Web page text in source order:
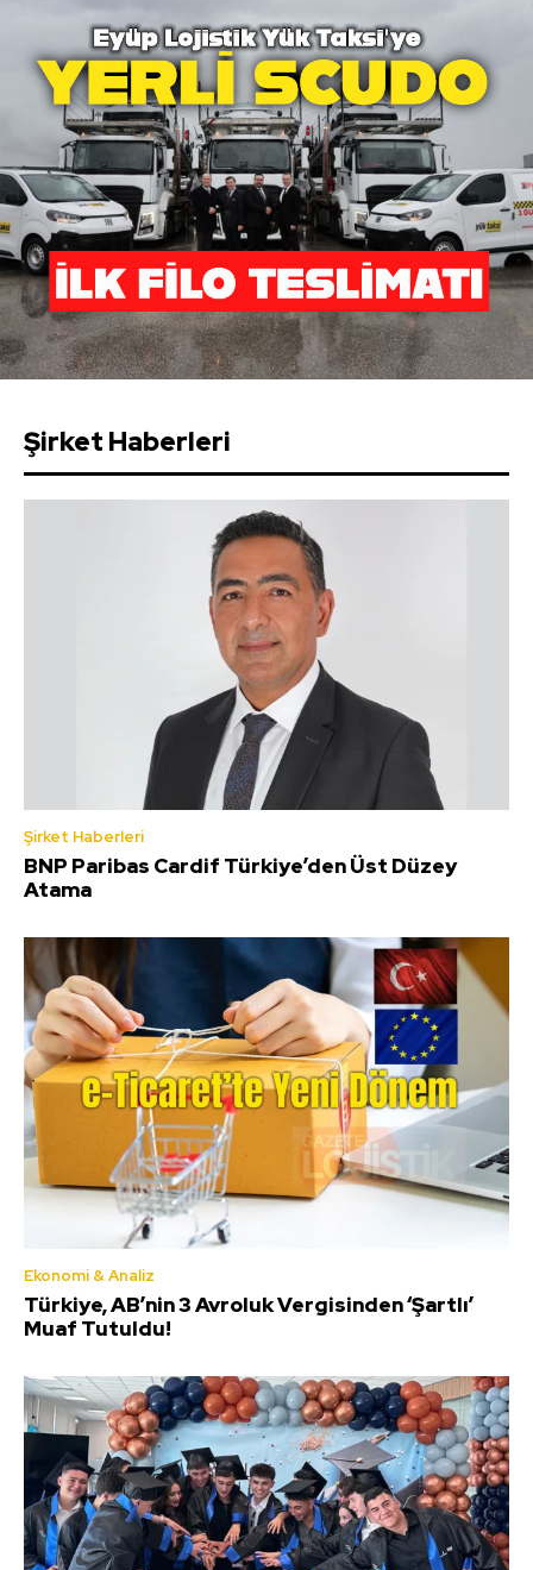
Şirket Haberleri
Şirket Haberleri
BNP Paribas Cardif Türkiye’den Üst Düzey
Atama
Ekonomi & Analiz
Türkiye, AB’nin 3 Avroluk Vergisinden ‘Şartlı’
Muaf Tutuldu!